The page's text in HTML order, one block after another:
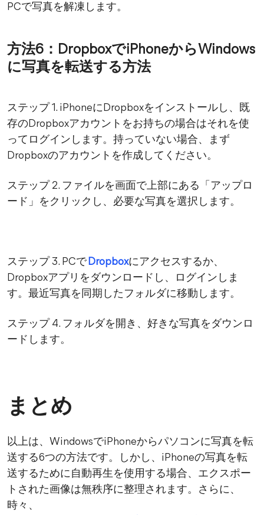
PCで写真を解凍します。
方法6：DropboxでiPhoneからWindows
に写真を転送する方法
ステップ 1. iPhoneにDropboxをインストールし、既
存のDropboxアカウントをお持ちの場合はそれを使
ってログインします。持っていない場合、まず
Dropboxのアカウントを作成してください。
ステップ 2. ファイルを画面で上部にある「アップロ
ード」をクリックし、必要な写真を選択します。
ステップ 3. PCでDropboxにアクセスするか、
Dropboxアプリをダウンロードし、ログインしま
す。最近写真を同期したフォルダに移動します。
ステップ 4. フォルダを開き、好きな写真をダウンロ
ードします。
まとめ
以上は、WindowsでiPhoneからパソコンに写真を転
送する6つの方法です。しかし、iPhoneの写真を転
送するために自動再生を使用する場合、エクスポー
トされた画像は無秩序に整理されます。さらに、
時々、